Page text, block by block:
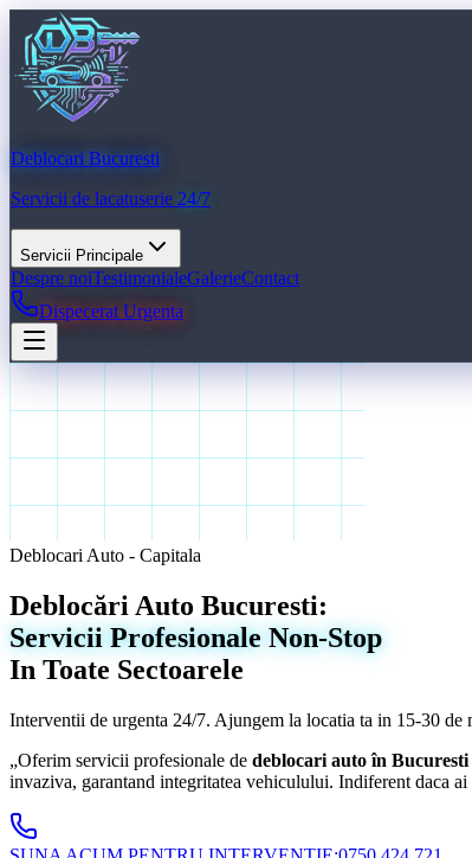
Deblocari Bucuresti
Servicii de lacatuserie 24/7
Servicii Principale
Despre noiTestimonialeGalerieContact
Dispecerat Urgenta
Deblocari Auto - Capitala
Deblocări Auto Bucuresti:
Servicii Profesionale Non-Stop
In Toate Sectoarele
Interventii de urgenta 24/7. Ajungem la locatia ta in 15-30 de
„Oferim servicii profesionale de deblocari auto în
invaziva, garantand integritatea vehiculului. Indiferent daca